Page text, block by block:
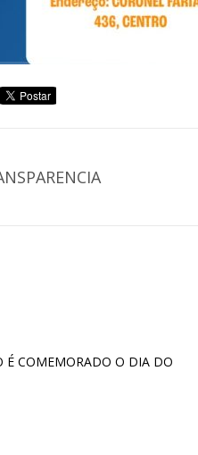
É COMEMORADO O DIA DO